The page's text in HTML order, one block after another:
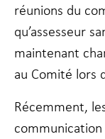
réunions du
qu’assesseur
maintenant
au Comité lors
Récemment,
possible lors
de votre visite.
Si vous refusez
ces cookies,
certaines
fonctionnalités
du site Web.